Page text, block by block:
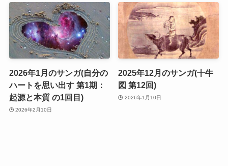
2026年1月のサンガ(自分の
ハートを思い出す 第1期：
起源と本質 の1回目)
2026年2月10日
2025年12月のサンガ(十牛
図 第12回)
2026年1月10日